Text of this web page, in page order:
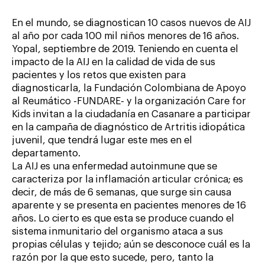
En el mundo, se diagnostican 10 casos nuevos de AIJ
al año por cada 100 mil niños menores de 16 años.
Yopal, septiembre de 2019. Teniendo en cuenta el
impacto de la AIJ en la calidad de vida de sus
pacientes y los retos que existen para
diagnosticarla, la Fundación Colombiana de Apoyo
al Reumático -FUNDARE- y la organización Care for
Kids invitan a la ciudadanía en Casanare a participar
en la campaña de diagnóstico de Artritis idiopática
juvenil, que tendrá lugar este mes en el
departamento.
La AIJ es una enfermedad autoinmune que se
caracteriza por la inflamación articular crónica; es
decir, de más de 6 semanas, que surge sin causa
aparente y se presenta en pacientes menores de 16
años. Lo cierto es que esta se produce cuando el
sistema inmunitario del organismo ataca a sus
propias células y tejido; aún se desconoce cuál es la
razón por la que esto sucede, pero, tanto la